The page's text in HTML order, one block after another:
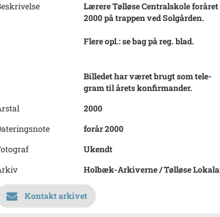
Lærere Tølløse Centralskole foråret
2000 på trappen ved Solgården.
Flere opl.: se bag på reg. blad.
Billedet har været brugt som tele-
gram til årets konfirmander.
2000
forår 2000
Ukendt
Holbæk-Arkiverne / Tølløse
Kontakt arkivet